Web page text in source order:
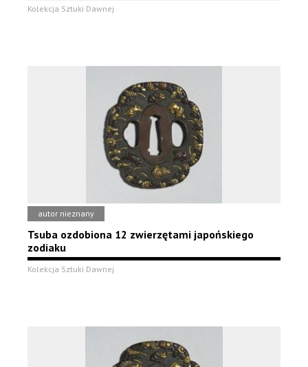
Kolekcja Sztuki Dawnej
autor nieznany
Tsuba ozdobiona 12 zwierzętami japońskiego
zodiaku
Kolekcja Sztuki Dawnej